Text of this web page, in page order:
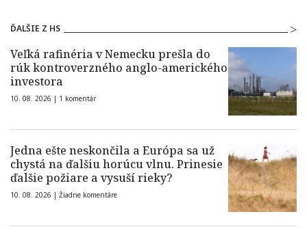
ĎALŠIE Z HS
Veľká rafinéria v Nemecku prešla do
rúk kontroverzného anglo-amerického
investora
10. 08. 2026 | 1 komentár
Jedna ešte neskončila a Európa sa už
chystá na ďalšiu horúcu vlnu. Prinesie
ďalšie požiare a vysuší rieky?
10. 08. 2026 | Žiadne komentáre